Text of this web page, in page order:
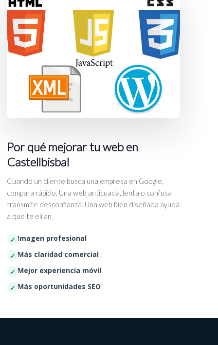
Por qué mejorar tu web en
Castellbisbal
Cuando un cliente busca una empresa en Google,
compara rápido. Una web anticuada, lenta o confusa
transmite desconfianza. Una web bien diseñada ayuda
a que te elijan.
Imagen profesional
Más claridad comercial
Mejor experiencia móvil
Más oportunidades SEO